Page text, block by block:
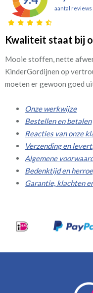
aantal reviews
Kwaliteit staat bij
Mooie stoffen, nette
KinderGordijnen op
moeten er gewoon goed
Onze werkwijze
Bestellen en betalen
Reacties van onze
Verzending en
Algemene
Bedenktijd en
Garantie, klachten